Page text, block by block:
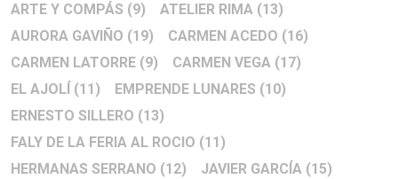
ARTE Y COMPÁS (9) ATELIER RIMA (13)
AURORA GAVIÑO (19) CARMEN ACEDO (16)
CARMEN LATORRE (9) CARMEN VEGA (17)
EL AJOLÍ (11) EMPRENDE LUNARES (10)
ERNESTO SILLERO (13)
FALY DE LA FERIA AL ROCIO (11)
HERMANAS SERRANO (12) JAVIER GARCÍA (15)